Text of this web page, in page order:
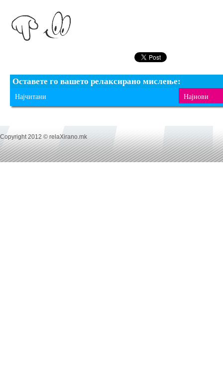
Оставете го вашето релаксирано мислење:
Најчитани Најнови
Copyright 2012 © relaXirano.mk